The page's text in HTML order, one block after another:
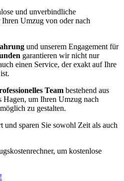
und unverbindliche
Umzug von oder nach
und unserem Engagement für
garantieren wir nicht nur
einen Service, der exakt auf Ihre
Team bestehend aus
Hagen, um Ihren Umzug nach
zu gestalten.
und sparen Sie sowohl Zeit als auch
um kostenlose